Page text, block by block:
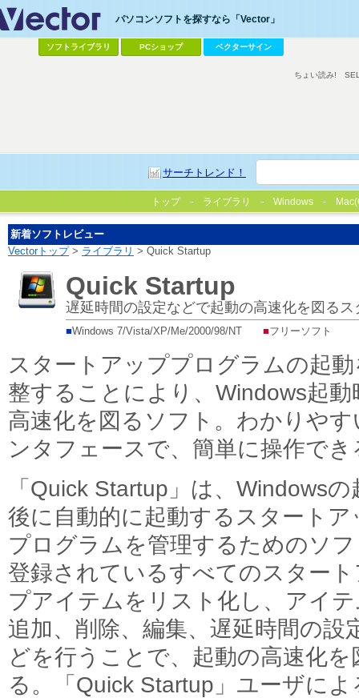
パソコンソフトを探すなら「Vector」
ソフトライブラリ PCショップ ベクターサイン
サーチトレンド！
ちょい読み!
トップ ライブラリ Windows
新着ソフトレビュー
Vectorトップ> ライブラリ > Quick Startup
Quick Startup
遅延時間の設定などで起動の高速化を図る
■Windows 7/Vista/XP/Me/2000/98/NT ■フリーソフト
スタートアッププログラムの起
整することにより、Windows起動
高速化を図るソフト。わかりやす
ンタフェースで、簡単に操作でき
「Quick Startup」は、Windowsの
後に自動的に起動するスタートア
プログラムを管理するためのソ
登録されているすべてのスター
プアイテムをリスト化し、アイ
追加、削除、編集、遅延時間の設
どを行うことで、起動の高速化を
る。「Quick Startup」ユーザに